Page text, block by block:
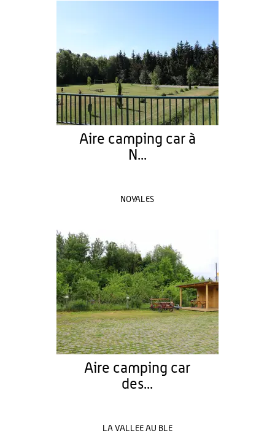
Aire camping car à
N...
NOYALES
Aire camping car
des...
LA VALLEE AU BLE